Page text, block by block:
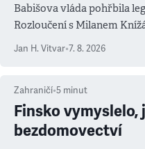
Babišova vláda pohřbila
Rozloučení s Milanem
salvy i kritika pokrokářů
Jan H. Vitvar•7. 8. 2026
Zahraničí•5 minut
Finsko vymyslelo,
bezdomovectví